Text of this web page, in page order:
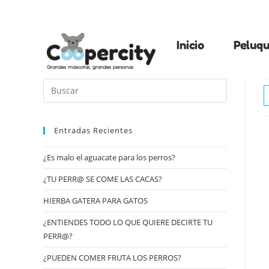
Inicio
Entradas Recientes
¿Es malo el aguacate para los perros?
¿TU PERR@ SE COME LAS CACAS?
HIERBA GATERA PARA GATOS
¿ENTIENDES TODO LO QUE QUIERE DECIRTE TU
PERR@?
¿PUEDEN COMER FRUTA LOS PERROS?